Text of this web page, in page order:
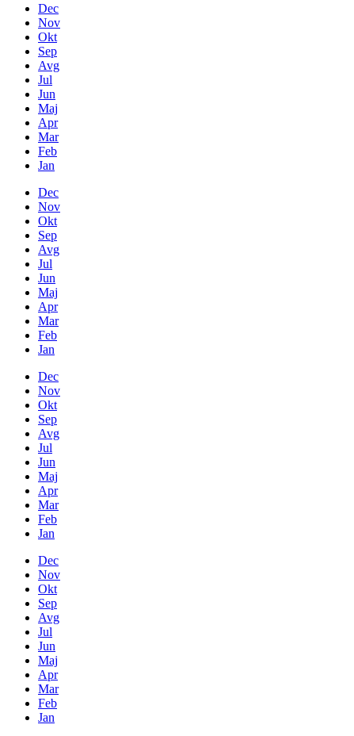
Dec
Nov
Okt
Sep
Avg
Jul
Jun
Maj
Apr
Mar
Feb
Jan
Dec
Nov
Okt
Sep
Avg
Jul
Jun
Maj
Apr
Mar
Feb
Jan
Dec
Nov
Okt
Sep
Avg
Jul
Jun
Maj
Apr
Mar
Feb
Jan
Dec
Nov
Okt
Sep
Avg
Jul
Jun
Maj
Apr
Mar
Feb
Jan